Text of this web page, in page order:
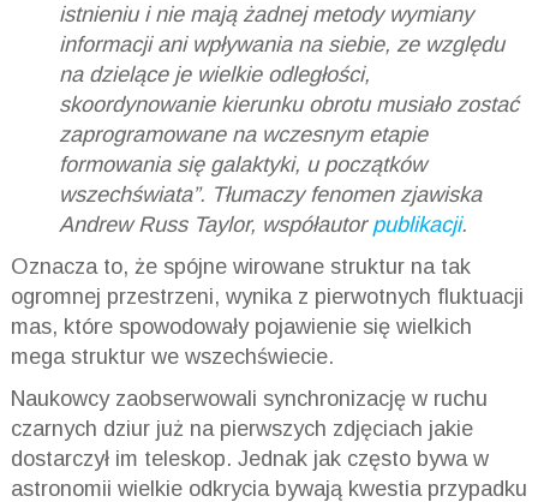
istnieniu i nie mają żadnej metody wymiany
informacji ani wpływania na siebie, ze względu
na dzielące je wielkie odległości,
skoordynowanie kierunku obrotu musiało zostać
zaprogramowane na wczesnym etapie
formowania się galaktyki, u początków
wszechświata”. Tłumaczy fenomen zjawiska
Andrew Russ Taylor, współautor publikacji.
Oznacza to, że spójne wirowane struktur na tak
ogromnej przestrzeni, wynika z pierwotnych fluktuacji
mas, które spowodowały pojawienie się wielkich
mega struktur we wszechświecie.
Naukowcy zaobserwowali synchronizację w ruchu
czarnych dziur już na pierwszych zdjęciach jakie
dostarczył im teleskop. Jednak jak często bywa w
astronomii wielkie odkrycia bywają kwestia przypadku